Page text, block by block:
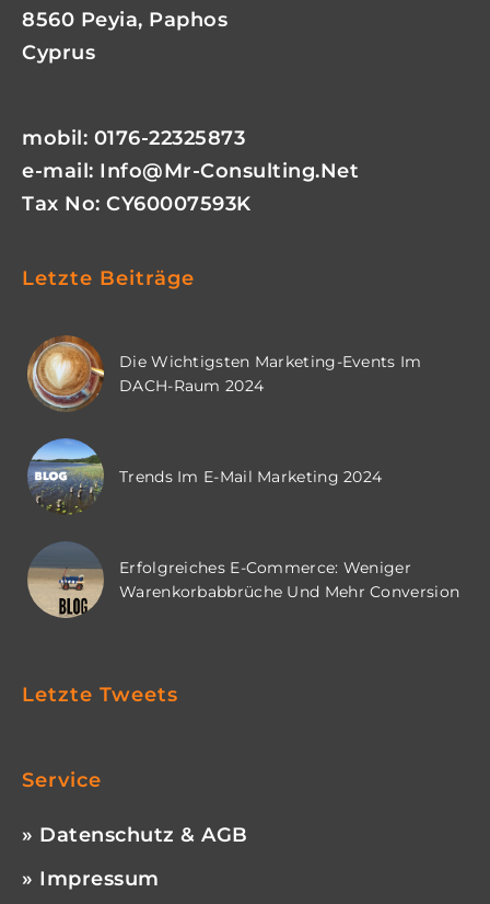
8560 Peyia, Paphos
Cyprus
mobil: 0176-22325873
e-mail: Info@mr-Consulting.net
Tax No: CY60007593K
Letzte Beiträge
Die Wichtigsten Marketing-Events Im
DACH-Raum 2024
Trends Im E-Mail Marketing 2024
Erfolgreiches E-Commerce: Weniger
Warenkorbabbrüche Und Mehr Conversion
Letzte Tweets
Service
» Datenschutz & AGB
» Impressum